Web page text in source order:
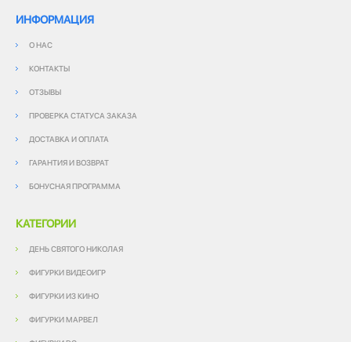
ИНФОРМАЦИЯ
О НАС
КОНТАКТЫ
ОТЗЫВЫ
ПРОВЕРКА СТАТУСА ЗАКАЗА
ДОСТАВКА И ОПЛАТА
ГАРАНТИЯ И ВОЗВРАТ
БОНУСНАЯ ПРОГРАММА
КАТЕГОРИИ
ДЕНЬ СВЯТОГО НИКОЛАЯ
ФИГУРКИ ВИДЕОИГР
ФИГУРКИ ИЗ КИНО
ФИГУРКИ МАРВЕЛ